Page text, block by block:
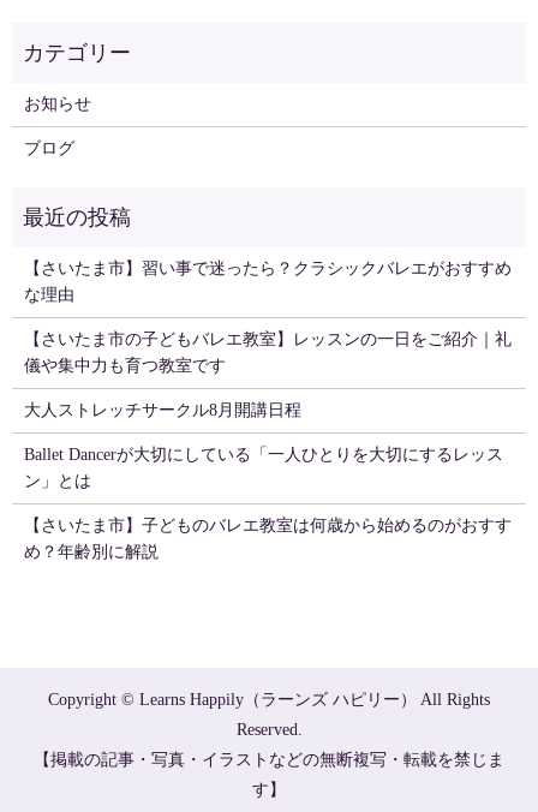
お知らせ
ブログ
【さいたま市】習い事で迷ったら？クラシックバレエがおすすめ
な理由
【さいたま市の子どもバレエ教室】レッスンの一日をご紹介｜礼
儀や集中力も育つ教室です
大人ストレッチサークル8月開講日程
Ballet Dancerが大切にしている「一人ひとりを大切にするレッス
ン」とは
【さいたま市】子どものバレエ教室は何歳から始めるのがおすす
め？年齢別に解説
Copyright © Learns Happily（ラーンズ ハピリー） All Rights
Reserved.
【掲載の記事・写真・イラストなどの無断複写・転載を禁じま
す】